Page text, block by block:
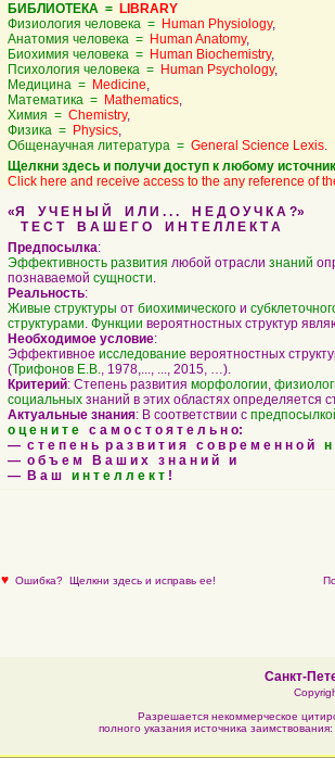
БИБЛИОТЕКА = LIBRARY
Физиология человека = Human Physiology,
Анатомия человека = Human Anatomy,
Биохимия человека = Human Biochemistry,
Психология человека = Human Psychology,
Медицина = Medicine,
Математика = Mathematics,
Химия = Chemistry,
Физика = Physics,
Общенаучная литература = General Science Lexis.
Щелкни здесь и получи доступ к любому
Click here and receive access to the any reference of
«Я У Ч Е Н Ы Й И Л И . . . Н Е Д О У Ч К А ?»
Т Е С Т В А Ш Е Г О И Н Т Е Л Л Е К Т А
Предпосылка:
Эффективность развития любой отрасли знаний
познаваемой сущности.
Реальность:
Живые структуры от биохимического и
структурами. Функции вероятностных структур
Необходимое условие:
Эффективное исследование вероятностных
(Трифонов Е.В., 1978,..., ..., 2015, …).
Критерий: Степень развития морфологии,
социальных знаний в этих областях определяется
Актуальные знания: В соответствии с
о ц е н и т е с а м о с т о я т е л ь н о:
— с т е п е н ь р а з в и т и я с о в р е м е н н о й н
— о б ъ е м В а ш и х з н а н и й и
— В а ш и н т е л л е к т !
♥ Ошибка? Щелкни здесь и исправь ее!
Санкт-
Разрешается некоммерческое
полного указания источника